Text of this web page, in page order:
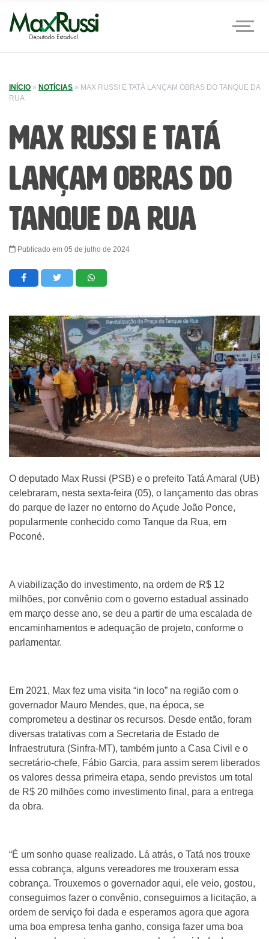
INÍCIO » NOTÍCIAS » MAX RUSSI E TATÁ LANÇAM OBRAS DO TANQUE DA
RUA
Max Russi e Tatá
lançam obras do
Tanque da Rua
Publicado em 05 de julho de 2024
O deputado Max Russi (PSB) e o prefeito Tatá Amaral (UB)
celebraram, nesta sexta-feira (05), o lançamento das obras
do parque de lazer no entorno do Açude João Ponce,
popularmente conhecido como Tanque da Rua, em
Poconé.
A viabilização do investimento, na ordem de R$ 12
milhões, por convênio com o governo estadual assinado
em março desse ano, se deu a partir de uma escalada de
encaminhamentos e adequação de projeto, conforme o
parlamentar.
Em 2021, Max fez uma visita “in loco” na região com o
governador Mauro Mendes, que, na época, se
comprometeu a destinar os recursos. Desde então, foram
diversas tratativas com a Secretaria de Estado de
Infraestrutura (Sinfra-MT), também junto a Casa Civil e o
secretário-chefe, Fábio Garcia, para assim serem liberados
os valores dessa primeira etapa, sendo previstos um total
de R$ 20 milhões como investimento final, para a entrega
da obra.
“É um sonho quase realizado. Lá atrás, o Tatá nos trouxe
essa cobrança, alguns vereadores me trouxeram essa
cobrança. Trouxemos o governador aqui, ele veio, gostou,
conseguimos fazer o convênio, conseguimos a licitação, a
ordem de serviço foi dada e esperamos agora que agora
uma boa empresa tenha ganho, consiga fazer uma boa